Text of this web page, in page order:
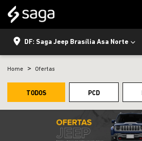
DF: Saga Jeep Brasília Asa Norte
Home Ofertas
TODOS PCD